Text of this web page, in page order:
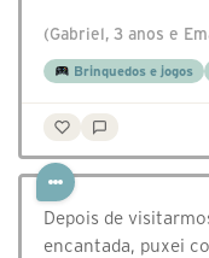
(Gabriel, 3 anos e
Brinquedos e jogos
Depois de
encantada, puxei